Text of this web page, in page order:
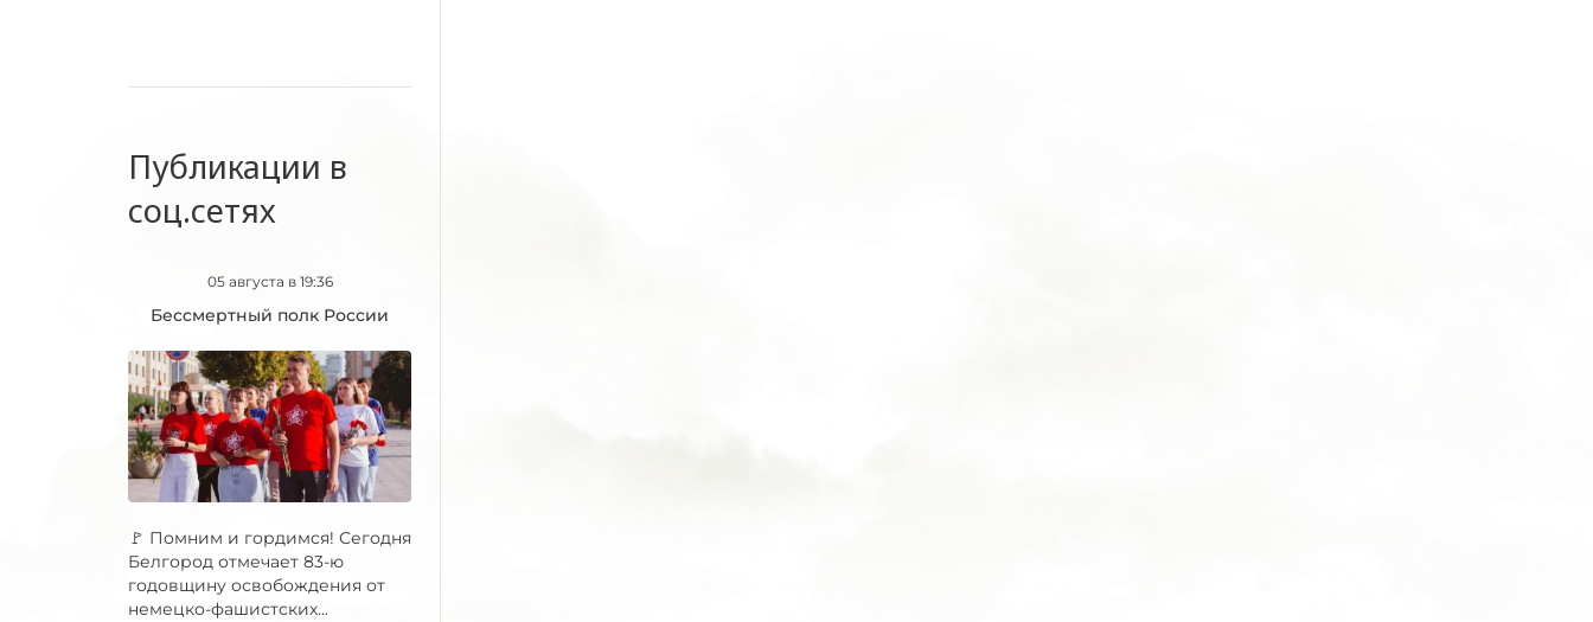
Публикации в
соц.сетях
05 августа в 19:36
Бессмертный полк России
🚩 Помним и гордимся! Сегодня
Белгород отмечает 83-ю
годовщину освобождения от
немецко-фашистских...